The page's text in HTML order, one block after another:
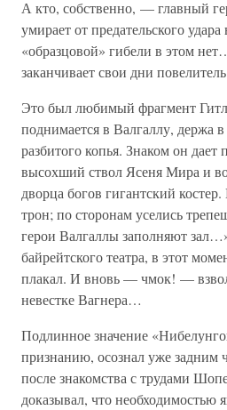
А кто, собственно, — главный
умирает от предательского
«образцовой» гибели в этом
заканчивает свои дни
Это был любимый фрагмент
поднимается в Валгаллу, держа
разбитого копья. Знаком он
высохший ствол Ясеня Мира и
дворца богов гигантский
трон; по сторонам уселись
герои Валгаллы заполняют
байрейтского театра, в этот
плакал. И вновь — чмок! —
невестке Вагнера…
Подлинное значение
признанию, осознал уже
после знакомства с трудами
доказывал, что необходимостью